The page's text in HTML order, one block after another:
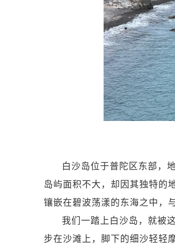
白沙岛位于普陀区东部，
岛屿面积不大，却因其独特的
镶嵌在碧波荡漾的东海之中，
我们一踏上白沙岛，就被
步在沙滩上，脚下的细沙轻轻